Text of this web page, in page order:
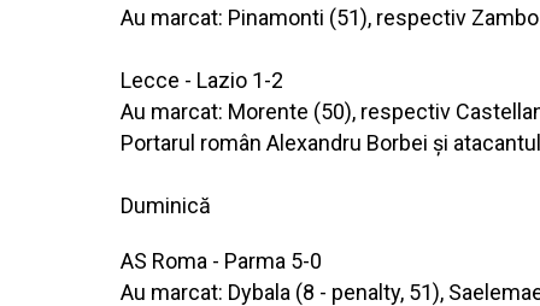
Au marcat: Pinamonti (51), respectiv
Lecce - Lazio 1-2
Au marcat: Morente (50), respectiv
Portarul român Alexandru Borbei şi
Duminică
AS Roma - Parma 5-0
Au marcat: Dybala (8 - penalty, 51),